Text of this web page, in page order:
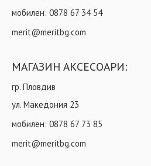
мобилен: 0878 67 34 54
merit@meritbg.com
МАГАЗИН АКСЕСОАРИ:
гр. Пловдив
ул. Македония 23
мобилен: 0878 67 73 85
merit@meritbg.com